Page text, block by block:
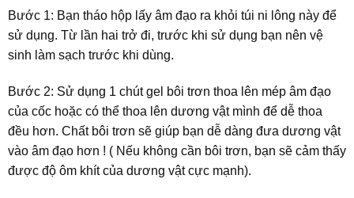
Bước 1: Bạn tháo hộp lấy âm đạo ra khỏi túi ni lông này để
sử dụng. Từ lần hai trở đi, trước khi sử dụng bạn nên vệ
sinh làm sạch trước khi dùng.
Bước 2: Sử dụng 1 chút gel bôi trơn thoa lên mép âm đạo
của cốc hoặc có thể thoa lên dương vật mình để dễ thoa
đều hơn. Chất bôi trơn sẽ giúp bạn dễ dàng đưa dương vật
vào âm đạo hơn ! ( Nếu không cần bôi trơn, bạn sẽ cảm thấy
được độ ôm khít của dương vật cực mạnh).